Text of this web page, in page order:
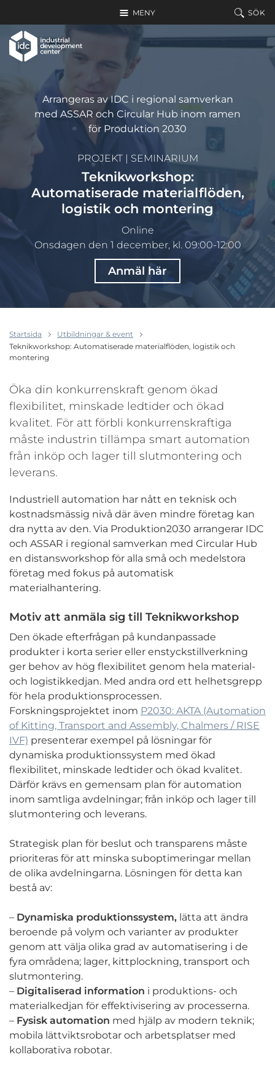
MENY SÖK
Arrangeras av IDC i regional samverkan
med ASSAR och Circular Hub inom ramen
för Produktion 2030
PROJEKT| SEMINARIUM
Teknikworkshop:
Automatiserade materialflöden,
logistik och montering
Online
Onsdagen den 1 december, kl. 09:00-12:00
Anmäl här
Startsida
Utbildningar & event
Teknikworkshop: Automatiserade materialflöden, logistik och
montering
Öka din konkurrenskraft genom ökad
flexibilitet, minskade ledtider och ökad
kvalitet. För att förbli konkurrenskraftiga
måste industrin tillämpa smart automation
från inköp och lager till slutmontering och
leverans.
Industriell automation har nått en teknisk och
kostnadsmässig nivå där även mindre företag kan
dra nytta av den. Via Produktion2030 arrangerar IDC
och ASSAR i regional samverkan med Circular Hub
en distansworkshop för alla små och medelstora
företag med fokus på automatisk
materialhantering.
Motiv att anmäla sig till Teknikworkshop
Den ökade efterfrågan på kundanpassade
produkter i korta serier eller enstyckstillverkning
ger behov av hög flexibilitet genom hela material-
och logistikkedjan. Med andra ord ett helhetsgrepp
för hela produktionsprocessen.
Forskningsprojektet inom P2030: AKTA (Automation
of Kitting, Transport and Assembly, Chalmers / RISE
IVF) presenterar exempel på lösningar för
dynamiska produktionssystem med ökad
flexibilitet, minskade ledtider och ökad kvalitet.
Därför krävs en gemensam plan för automation
inom samtliga avdelningar; från inköp och lager till
slutmontering och leverans.
Strategisk plan för beslut och transparens måste
prioriteras för att minska suboptimeringar mellan
de olika avdelningarna. Lösningen för detta kan
bestå av:
– Dynamiska produktionssystem, lätta att ändra
beroende på volym och varianter av produkter
genom att välja olika grad av automatisering i de
fyra områdena; lager, kittplockning, transport och
slutmontering.
– Digitaliserad information i produktions- och
materialkedjan för effektivisering av processerna.
– Fysisk automation med hjälp av modern teknik;
mobila lättviktsrobotar och arbetsplatser med
kollaborativa robotar.